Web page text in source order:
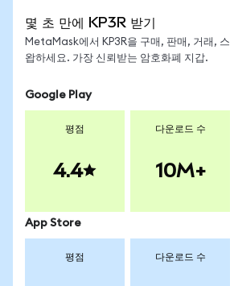
몇 초 만에 KP3R 받기
MetaMask에서 KP3R을 구매, 판매, 거래, 스
왑하세요. 가장 신뢰받는 암호화폐 지갑.
Google Play
평점
4.4
다운로드 수
10M+
App Store
평점 다운로드 수